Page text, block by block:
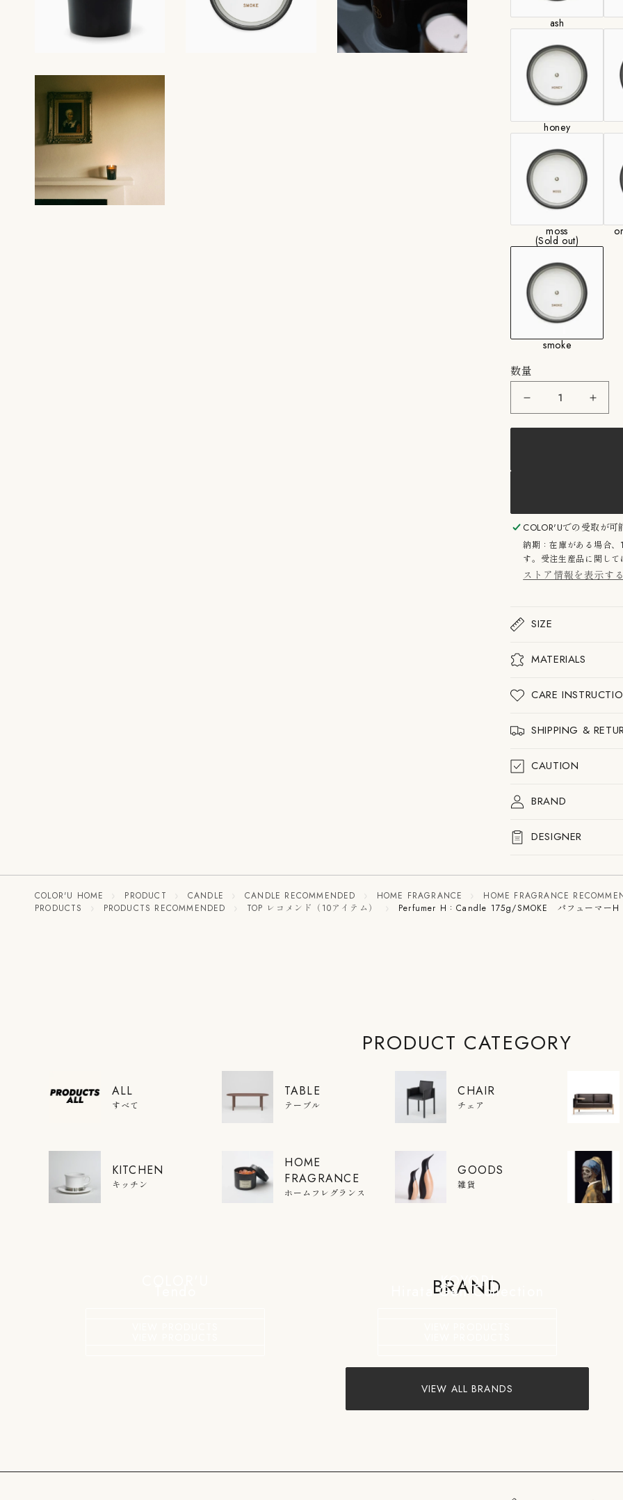
SMOKE（スモーク）
NOTES:
ケード、バーチタ
モーキーさと甘さが
ことでウッド感の
ケード、パチョリ
わせください。
ash
honey
moss
(Sold out)
smoke
数量
Perfumer
H：
Candle
ー
H
キ
ャ
ン
ド
ス
モ
ク
の
量
を
ら
H：
ー
H
キ
ャ
ン
ド
量
を
や
COLOR'Uでの受取が可
納期：在庫がある場合
す。受注生産品に関し
ストア情報を表示する
SIZE
MATERIALS
CARE
SHIPPING &
CAUTION
BRAND
DESIGNER
COLOR'U HOME PRODUCT CANDLE CANDLE RECOMMENDED HOME FRAGRANCE HOME FRAGRANCE
PRODUCTS
PRODUCTS RECOMMENDED TOP レコメンド（10アイテム） Perfumer H：Candle 175g/SMOKE パフューマーH
PRODUCT CATEGORY
ALL
すべて
TABLE
テーブル
CHAIR
チェア
KITCHEN
キッチン
HOME
FRAGRANCE
ホームフレグランス
GOODS
雑貨
BRAND
KOYORI
Hirata Gen Collection
VIEW ALL BRANDS